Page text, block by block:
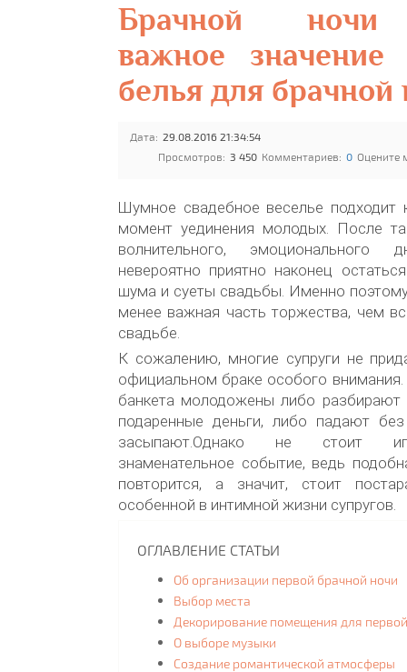
Брачной ночи
важное
белья для брачной
Дата: 29.08.2016 21:34:54
Просмотров: 3 450 Комментариев: 0 Оцените
Шумное свадебное веселье подходит
момент уединения молодых. После
волнительного, эмоционального
невероятно приятно наконец
шума и суеты свадьбы. Именно
менее важная часть торжества, чем
свадьбе.
К сожалению, многие супруги не
официальном браке особого внимания.
банкета молодожены либо разбирают
подаренные деньги, либо падают
засыпают.Однако не стоит
знаменательное событие, ведь
повторится, а значит, стоит
особенной в интимной жизни супругов.
ОГЛАВЛЕНИЕ СТАТЬИ
Об организации первой брачной ночи
Выбор места
Декорирование помещения для
О выборе музыки
Создание романтической атмосферы